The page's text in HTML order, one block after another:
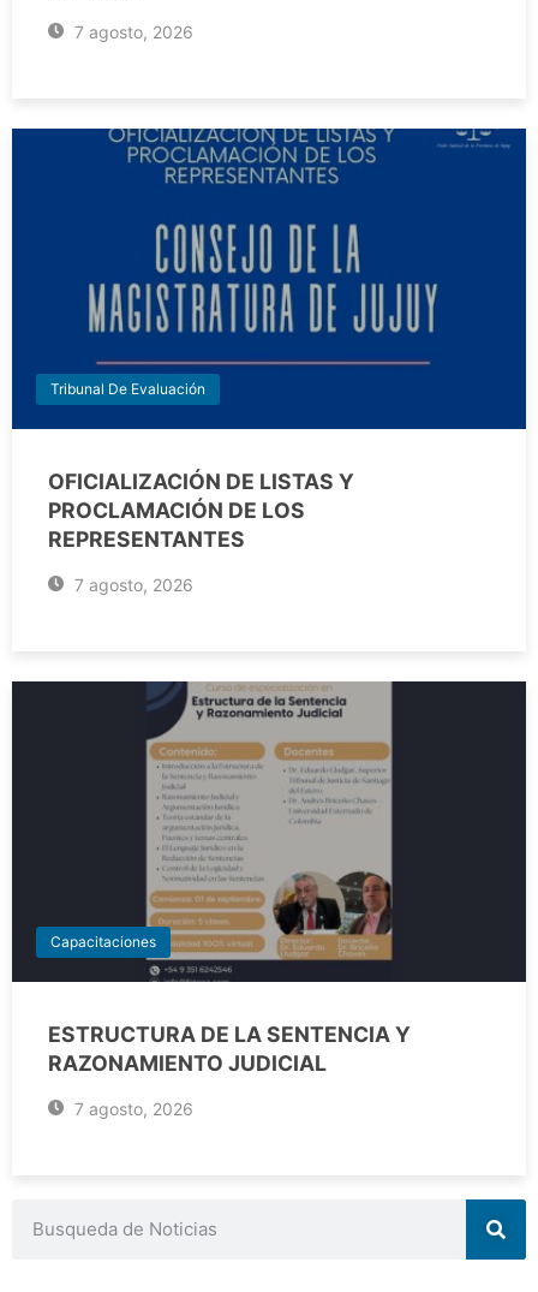
7 agosto, 2026
Tribunal De Evaluación
OFICIALIZACIÓN DE LISTAS Y
PROCLAMACIÓN DE LOS
REPRESENTANTES
7 agosto, 2026
Capacitaciones
ESTRUCTURA DE LA SENTENCIA Y
RAZONAMIENTO JUDICIAL
7 agosto, 2026